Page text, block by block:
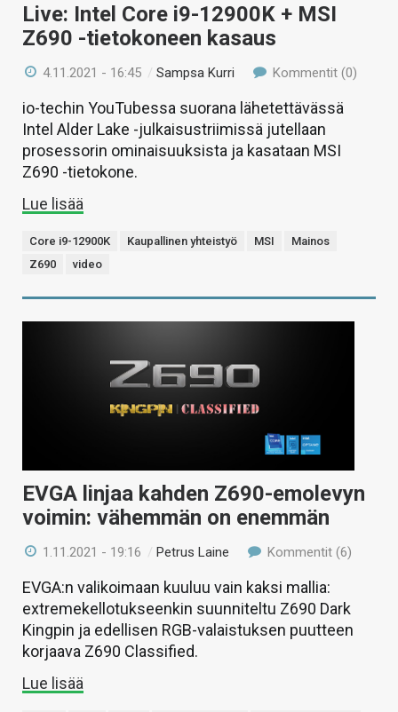
Live: Intel Core i9-12900K + MSI
Z690 -tietokoneen kasaus
4.11.2021 - 16:45 /Sampsa Kurri Kommentit (0)
io-techin YouTubessa suorana lähetettävässä
Intel Alder Lake -julkaisustriimissä jutellaan
prosessorin ominaisuuksista ja kasataan MSI
Z690 -tietokone.
Lue lisää
Core i9-12900K Kaupallinen yhteistyö MSI
Mainos
Z690
video
EVGA linjaa kahden Z690-emolevyn
voimin: vähemmän on enemmän
1.11.2021 - 19:16 /Petrus Laine Kommentit (6)
EVGA:n valikoimaan kuuluu vain kaksi mallia:
extremekellotukseenkin suunniteltu Z690 Dark
Kingpin ja edellisen RGB-valaistuksen puutteen
korjaava Z690 Classified.
Lue lisää